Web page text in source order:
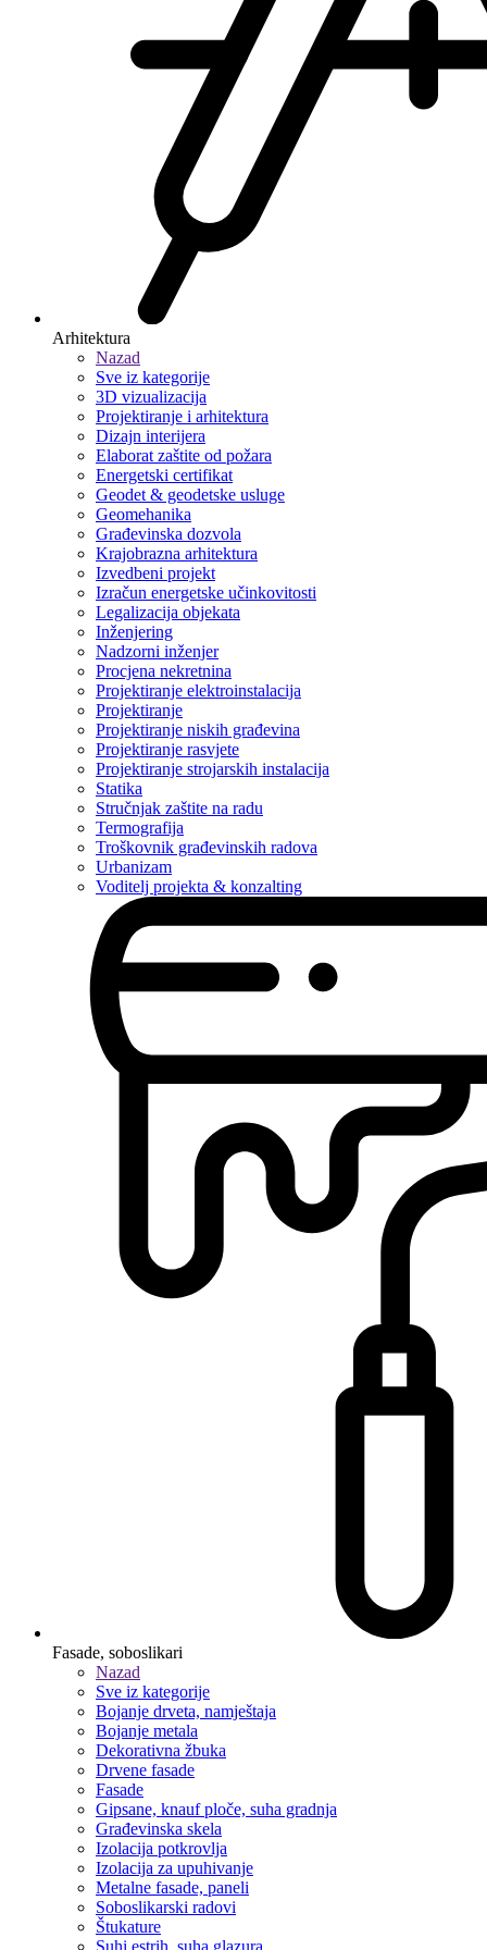
Arhitektura
Nazad
Sve iz kategorije
3D vizualizacija
Projektiranje i arhitektura
Dizajn interijera
Elaborat zaštite od požara
Energetski certifikat
Geodet & geodetske usluge
Geomehanika
Građevinska dozvola
Krajobrazna arhitektura
Izvedbeni projekt
Izračun energetske učinkovitosti
Legalizacija objekata
Inženjering
Nadzorni inženjer
Procjena nekretnina
Projektiranje elektroinstalacija
Projektiranje
Projektiranje niskih građevina
Projektiranje rasvjete
Projektiranje strojarskih instalacija
Statika
Stručnjak zaštite na radu
Termografija
Troškovnik građevinskih radova
Urbanizam
Voditelj projekta & konzalting
Fasade, soboslikari
Nazad
Sve iz kategorije
Bojanje drveta, namještaja
Bojanje metala
Dekorativna žbuka
Drvene fasade
Fasade
Gipsane, knauf ploče, suha gradnja
Građevinska skela
Izolacija potkrovlja
Izolacija za upuhivanje
Metalne fasade, paneli
Soboslikarski radovi
Štukature